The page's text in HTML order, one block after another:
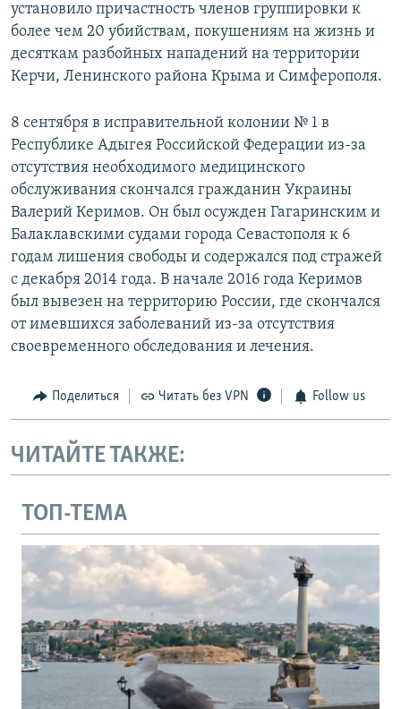
установило причастность членов группировки к
более чем 20 убийствам, покушениям на жизнь и
десяткам разбойных нападений на территории
Керчи, Ленинского района Крыма и Симферополя.
8 сентября в исправительной колонии № 1 в
Республике Адыгея Российской Федерации из-за
отсутствия необходимого медицинского
обслуживания скончался гражданин Украины
Валерий Керимов. Он был осужден Гагаринским и
Балаклавскими судами города Севастополя к 6
годам лишения свободы и содержался под стражей
с декабря 2014 года. В начале 2016 года Керимов
был вывезен на территорию России, где скончался
от имевшихся заболеваний из-за отсутствия
своевременного обследования и лечения.
Поделиться Читать без VPN Follow us
ЧИТАЙТЕ ТАКЖЕ:
ТОП-ТЕМА